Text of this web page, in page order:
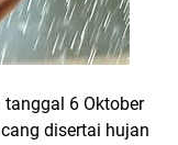
tanggal 6 Oktober
disertai hujan